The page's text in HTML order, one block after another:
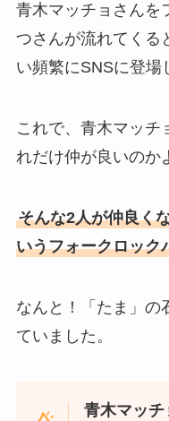
青木マッチョさんを
つさんが流れてくる
い頻繁にSNSに登場
これで、青木マッチ
れだけ仲が良いのか
そんな2人が仲良く
いうフォークロック
なんと！「たま」の
ていました。
青木マッ